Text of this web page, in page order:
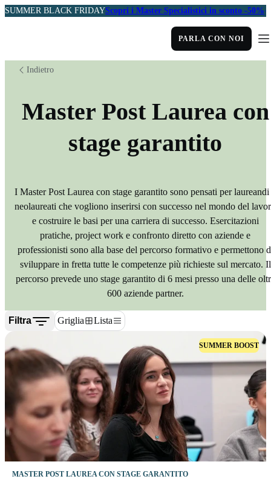
SUMMER BLACK FRIDAYScopri i Master Specialistici in sconto -50%
PARLA CON NOI
Indietro
Master Post Laurea con
stage garantito
I Master Post Laurea con stage garantito sono pensati per laureandi
neolaureati che vogliono inserirsi con successo nel mondo del
e costruire le basi per una carriera di successo. Esercitazioni
pratiche, project work e confronto diretto con aziende e
professionisti sono alla base del percorso formativo e permettono
sviluppare in fretta tutte le competenze più richieste sul mercato. Il
percorso prevede uno stage garantito di 6 mesi presso una delle
600 aziende partner.
Filtra Griglia Lista
SUMMER BOOST
MASTER POST LAUREA CON STAGE GARANTITO